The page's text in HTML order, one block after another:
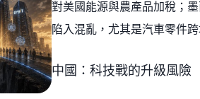
對美國能源與農產品加稅；
陷入混亂，尤其是汽車零件
中國：科技戰的升級風險